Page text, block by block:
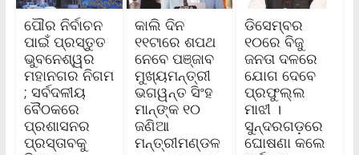
ପୌର ନିର୍ବାଚନ
ପାଇଁ ପ୍ରସ୍ତୁତ
ଭୁବନେଶ୍ୱର
ମହାନଗର ନିଗମ
; ସର୍ବଦଳୀୟ
ବୈଠକରେ
ପ୍ରଶାସନର
ପ୍ରସ୍ତାବକୁ
କାଲି ଦିନ
୧୧ଟାରେ ଶପଥ
ନେବେ ପଞ୍ଜାବ
ମୁଖ୍ୟମନ୍ତ୍ରୀ
ଭଗୱନ୍ତ ସିଂହ
ମାନ୍‌ଙ୍କ ୧୦
ଜଣିଆ
ମନ୍ତ୍ରୀମଣ୍ଡଳ
ଡିସେମ୍ବର
୧୦ରେ ବିଜୁ
ଜନତା ଦଳରେ
ଯୋଗ ଦେବେ
ପ୍ରଫୁଲ୍ଲ
ମାଝୀ ।
ସୁନ୍ଦରଗଡ଼ରେ
ଘୋଷଣା କଲେ